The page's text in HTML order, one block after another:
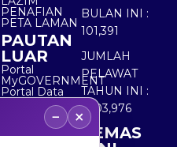
PENAFIAN
PETA LAMAN
PAUTAN
LUAR
Portal
MyGOVERNMENT
Portal Data
Terbuka
Sektor Awam
BULAN INI :
101,391
JUMLAH
PELAWAT
TAHUN INI :
5,503,976
KEMAS
− ×